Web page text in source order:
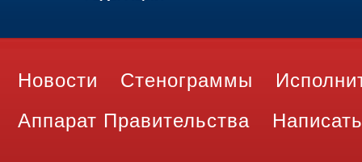
Новости Стенограммы
Аппарат Правительства